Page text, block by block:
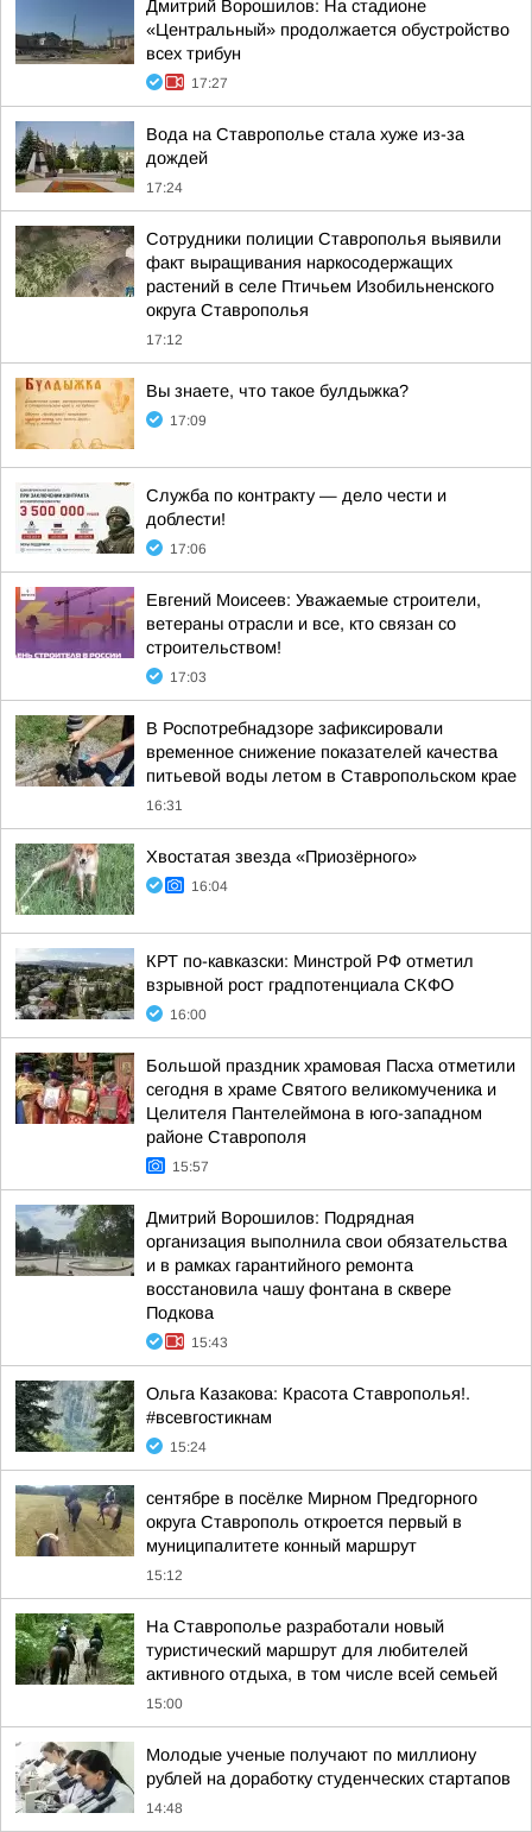
Дмитрий Ворошилов: На стадионе
«Центральный» продолжается обустройство
всех трибун
17:27
Вода на Ставрополье стала хуже из-за
дождей
17:24
Сотрудники полиции Ставрополья выявили
факт выращивания наркосодержащих
растений в селе Птичьем Изобильненского
округа Ставрополья
17:12
Вы знаете, что такое булдыжка?
17:09
Служба по контракту — дело чести и
доблести!
17:06
Евгений Моисеев: Уважаемые строители,
ветераны отрасли и все, кто связан со
строительством!
17:03
В Роспотребнадзоре зафиксировали
временное снижение показателей качества
питьевой воды летом в Ставропольском крае
16:31
Хвостатая звезда «Приозёрного»
16:04
КРТ по-кавказски: Минстрой РФ отметил
взрывной рост градпотенциала СКФО
16:00
Большой праздник храмовая Пасха отметили
сегодня в храме Святого великомученика и
Целителя Пантелеймона в юго-западном
районе Ставрополя
15:57
Дмитрий Ворошилов: Подрядная
организация выполнила свои обязательства
и в рамках гарантийного ремонта
восстановила чашу фонтана в сквере
Подкова
15:43
Ольга Казакова: Красота Ставрополья!.
#всевгостикнам
15:24
сентябре в посёлке Мирном Предгорного
округа Ставрополь откроется первый в
муниципалитете конный маршрут
15:12
На Ставрополье разработали новый
туристический маршрут для любителей
активного отдыха, в том числе всей семьей
15:00
Молодые ученые получают по миллиону
рублей на доработку студенческих стартапов
14:48